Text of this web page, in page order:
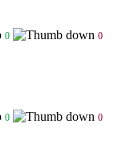
0 0
0 0